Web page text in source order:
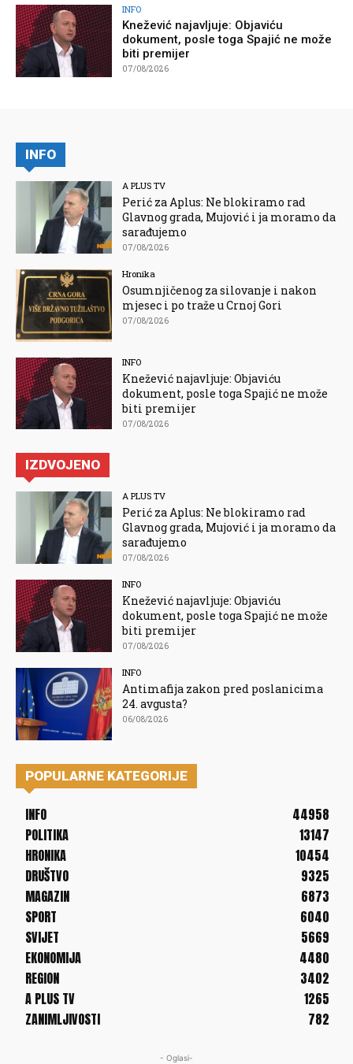
INFO
Knežević najavljuje: Objaviću
dokument, posle toga Spajić ne može
biti premijer
07/08/2026
INFO
A PLUS TV
Perić za Aplus: Ne blokiramo rad
Glavnog grada, Mujović i ja moramo da
sarađujemo
07/08/2026
Hronika
Osumnjičenog za silovanje i nakon
mjesec i po traže u Crnoj Gori
07/08/2026
INFO
Knežević najavljuje: Objaviću
dokument, posle toga Spajić ne može
biti premijer
07/08/2026
IZDVOJENO
A PLUS TV
Perić za Aplus: Ne blokiramo rad
Glavnog grada, Mujović i ja moramo da
sarađujemo
07/08/2026
INFO
Knežević najavljuje: Objaviću
dokument, posle toga Spajić ne može
biti premijer
07/08/2026
INFO
Antimafija zakon pred poslanicima
24. avgusta?
06/08/2026
POPULARNE KATEGORIJE
INFO
44958
POLITIKA
13147
HRONIKA
10454
DRUŠTVO
9325
MAGAZIN
6873
SPORT
6040
SVIJET
5669
EKONOMIJA
4480
REGION
3402
A PLUS TV
1265
ZANIMLJIVOSTI
782
- Oglasi-